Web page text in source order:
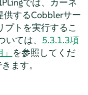
供するCobblerサー
プトを実行するこ
ては、 5.3.1.3項
を参照してくだ
ます。